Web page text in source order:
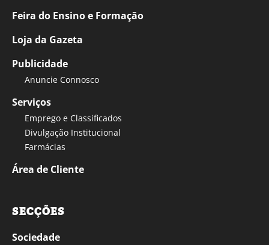
Feira do Ensino e Formação
Loja da Gazeta
Publicidade
Anuncie Connosco
Serviços
Emprego e Classificados
Divulgação Institucional
Farmácias
Área de Cliente
SECÇÕES
Sociedade